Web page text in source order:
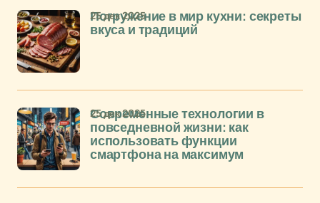
Погружение в мир кухни: секреты
вкуса и традиций
25 дек 2025
Современные технологии в
повседневной жизни: как
использовать функции
смартфона на максимум
25 дек 2025